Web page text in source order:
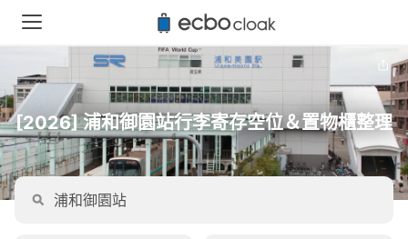
[2026] 浦和御園站行李寄存空位＆置物櫃整理